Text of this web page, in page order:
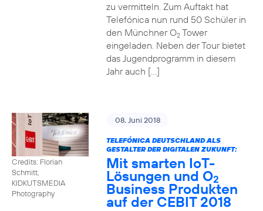
zu vermitteln. Zum Auftakt hat
Telefónica nun rund 50 Schüler in
den Münchner O2Tower
eingeladen. Neben der Tour bietet
das Jugendprogramm in diesem
Jahr auch […]
Credits: Florian
Schmitt,
KIDKUTSMEDIA
Photography
08. Juni 2018
TELEFÓNICA DEUTSCHLAND ALS
GESTALTER DER DIGITALEN ZUKUNFT:
Mit smarten IoT-
Lösungen und O2
Business Produkten
auf der CEBIT 2018